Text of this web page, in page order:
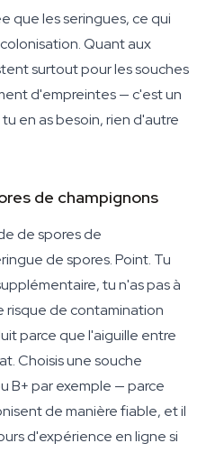
que les seringues, ce qui
Quant aux
surtout pour les souches
d'empreintes — c'est un
en as besoin, rien d'autre
de champignons
de spores de
de spores. Point. Tu
tu n'as pas à
risque de contamination
parce que l'aiguille entre
Choisis une souche
B+ par exemple — parce
de manière fiable, et il
d'expérience en ligne si